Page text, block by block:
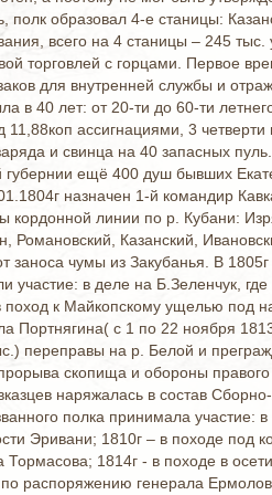
полк образовал 4-е станицы:
всего на 4 станицы – 245 тыс.
торговлей с горцами. Первое
для внутренней службы и
в 40 лет: от 20-ти до 60-ти
ассигнациями, 3 четверти
и свинца на 40 запасных
ещё 400 душ бывших
назначен 1-й командир
кордонной линии по р. Кубани:
Казанский,
чумы из Закубанья. В
в деле на Б.Зеленчук,
к Майкопскому ущелью под
Портнягина( с 1 по 22 ноября
переправы на р. Белой и
скопища и обороны правого
наряжалась в состав
полка принимала участие:
Эривани; 1810г – в походе под
1814г - в походе в
распоряжению генерала